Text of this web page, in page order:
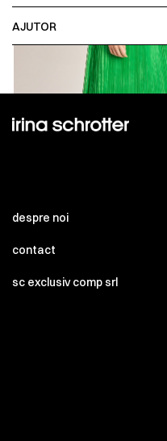
AJUTOR
despre noi
contact
sc exclusiv comp srl